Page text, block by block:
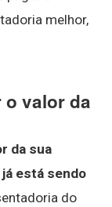
melhor,
o valor da
da sua
está sendo
do